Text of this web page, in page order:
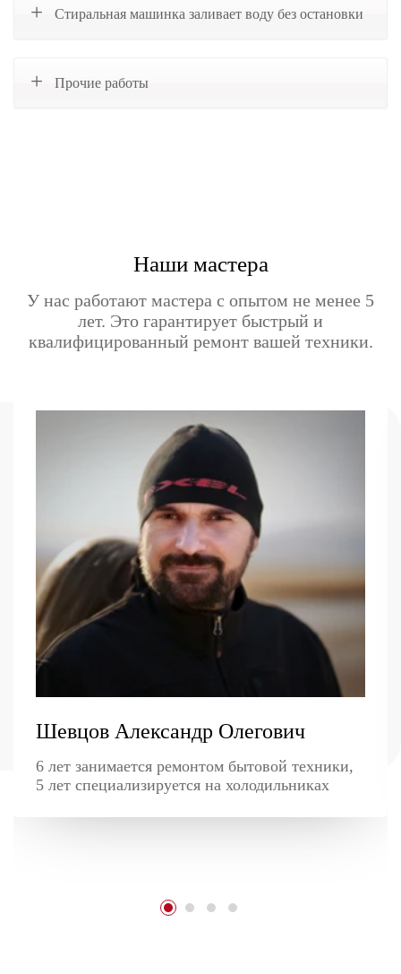
Стиральная машинка заливает воду без остановки
Прочие работы
Наши мастера
У нас работают мастера с опытом не менее 5
лет. Это гарантирует быстрый и
квалифицированный ремонт вашей техники.
Шевцов Александр Олегович
6 лет занимается ремонтом бытовой техники,
5 лет специализируется на холодильниках